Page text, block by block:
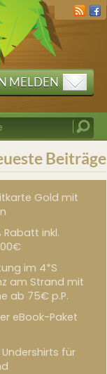
MELDEN
Beiträge
Gold mit
Rabatt inkl.
im 4*S
am Strand mit
ab 75€ p.P.
eBook-Paket
für